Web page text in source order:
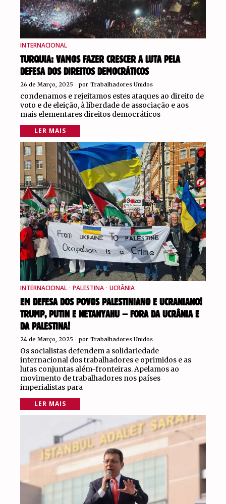
INTERNACIONAL
TURQUIA: VAMOS FAZER CRESCER A LUTA PELA
DEFESA DOS DIREITOS DEMOCRÁTICOS
26 de Março, 2025 por Trabalhadores Unidos
condenamos e rejeitamos estes ataques ao direito de
voto e de eleição, à liberdade de associação e aos
mais elementares direitos democráticos
LER MAIS
INTERNACIONAL · PALESTINA · UCRÂNIA
EM DEFESA DOS POVOS PALESTINIANO E UCRANIANO!
TRUMP, PUTIN E NETANYAHU – FORA DA UCRÂNIA E
DA PALESTINA!
24 de Março, 2025 por Trabalhadores Unidos
Os socialistas defendem a solidariedade
internacional dos trabalhadores e oprimidos e as
lutas conjuntas além-fronteiras. Apelamos ao
movimento de trabalhadores nos países
imperialistas para
LER MAIS